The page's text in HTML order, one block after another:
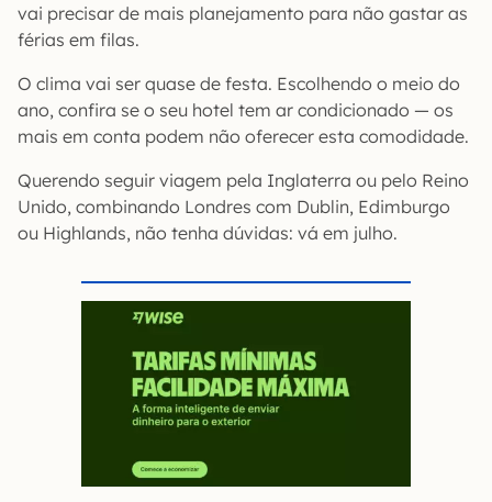
vai precisar de mais planejamento para não gastar as
férias em filas.
O clima vai ser quase de festa. Escolhendo o meio do
ano, confira se o seu hotel tem ar condicionado — os
mais em conta podem não oferecer esta comodidade.
Querendo seguir viagem pela Inglaterra ou pelo Reino
Unido, combinando Londres com Dublin, Edimburgo
ou Highlands, não tenha dúvidas: vá em julho.